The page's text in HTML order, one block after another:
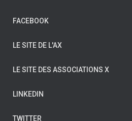
FACEBOOK
LE SITE DE L'AX
LE SITE DES ASSOCIATIONS X
LINKEDIN
TWITTER